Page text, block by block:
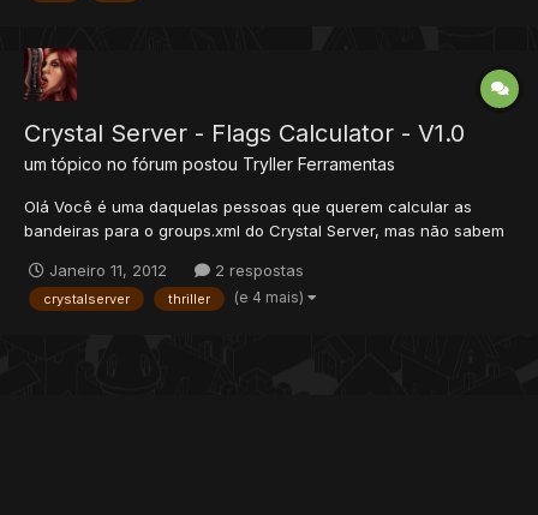
Crystal Server - Flags Calculator - V1.0
um tópico no fórum postou Tryller Ferramentas
Olá Você é uma daquelas pessoas que querem calcular as
bandeiras para o groups.xml do Crystal Server, mas não sabem
cálculos. É baseado na ferramenta Quickly OTServ, e
originalmente criado por "Boleta", parte dos créditos a ele
Janeiro 11, 2012 2 respostas
crystalserver thriller (e 4 mais)